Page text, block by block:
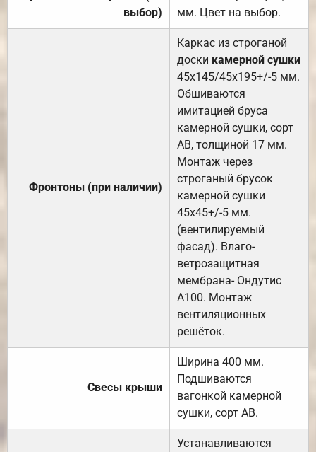
выбор)
мм. Цвет на выбор.
Фронтоны (при наличии)
Каркас из строганой
доски камерной сушки
45х145/45х195+/-5 мм.
Обшиваются
имитацией бруса
камерной сушки, сорт
АВ, толщиной 17 мм.
Монтаж через
строганый брусок
камерной сушки
45х45+/-5 мм.
(вентилируемый
фасад). Влаго-
ветрозащитная
мембрана- Ондутис
А100. Монтаж
вентиляционных
решёток.
Свесы крыши
Ширина 400 мм.
Подшиваются
вагонкой камерной
сушки, сорт АВ.
Устанавливаются